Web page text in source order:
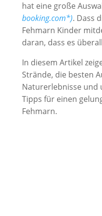
hat eine große
booking.com*). Dass
Fehmarn Kinder
daran, dass es
In diesem Artikel
Strände, die besten
Naturerlebnisse und
Tipps für einen
Fehmarn.